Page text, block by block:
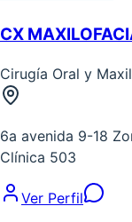
CX
Cirugía Oral y
6a avenida 9-18
Clínica 503
Ver Perfil